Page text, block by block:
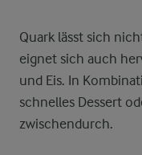
Quark lässt sich
eignet sich auch
und Eis. In
schnelles Dessert
zwischendurch.